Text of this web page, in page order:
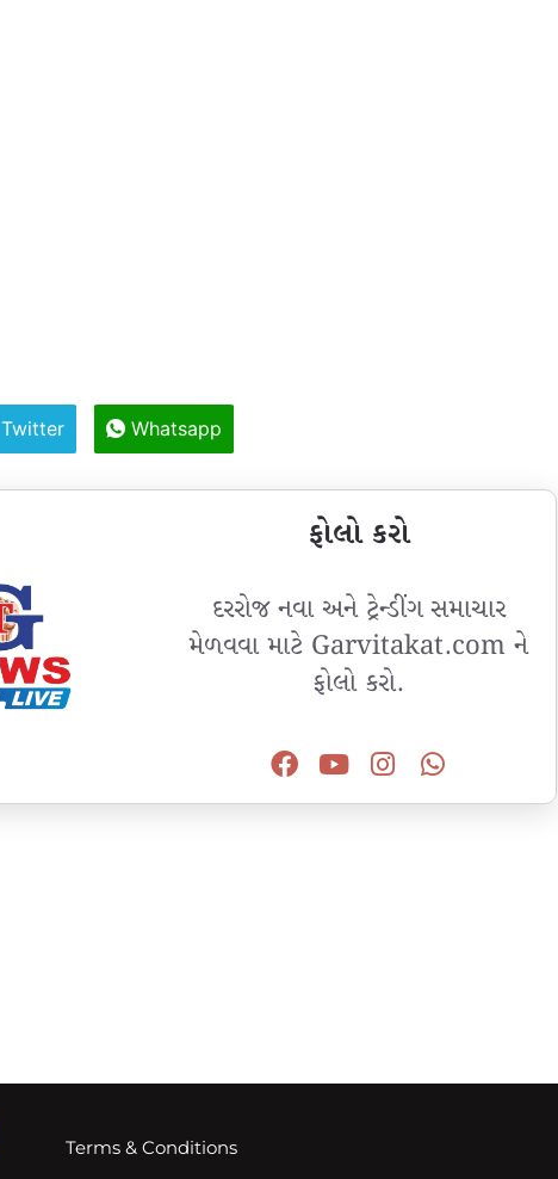
Twitter Whatsapp
ફોલો કરો
દરરોજ નવા અને ટ્રેન્ડીંગ સમાચાર
મેળવવા માટે Garvitakat.com ને
ફોલો કરો.
Terms & Conditions